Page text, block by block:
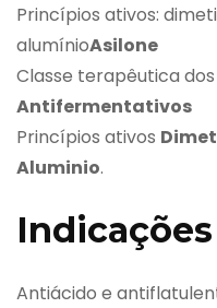
Princípios ativos:
alumínioAsilone
Classe terapêutica dos
Antifermentativos
Princípios ativos
Aluminio.
Antiácido e